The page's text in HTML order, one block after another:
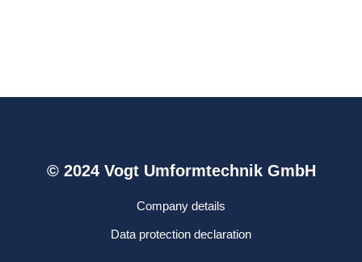
© 2024 Vogt Umformtechnik GmbH
Company details
Data protection declaration